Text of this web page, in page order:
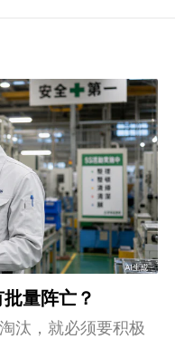
量阵亡？
汰，就必须要积极